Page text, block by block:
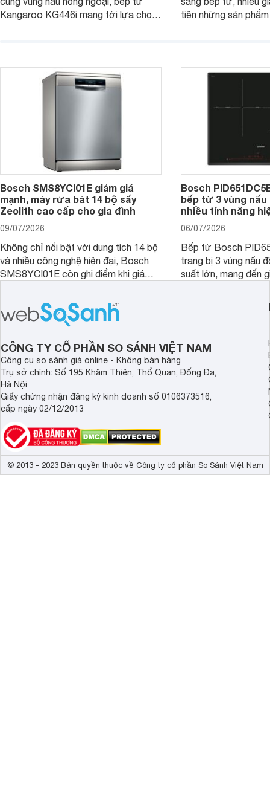
Kangaroo KG446i mang tới lựa chọn
nhiều cửa hàng, đại lý.
tiên những sản
mẫu bếp đáp ứng
Bosch SMS8YCI01E giảm giá
mạnh, máy rửa bát 14 bộ sấy
Zeolith cao cấp cho gia đình
09/07/2026
Không chỉ nổi bật với dung tích 14 bộ
và nhiều công nghệ hiện đại, Bosch
SMS8YCI01E còn ghi điểm khi giá
thời điểm mới mở bán, mang lại tỷ lệ
giá trị/chi phí hấp dẫn hơn cho người
dùng đang tìm kiếm một mẫu máy rửa
bát cao cấp.
Bosch
bếp từ 3 vùng
nhiều tính năng
06/07/2026
Bếp từ Bosch
trang bị 3 vùng nấu
suất lớn, mang đến
CÔNG TY CỔ PHẦN SO SÁNH VIỆT NAM
Công cụ so sánh giá online - Không bán hàng
Trụ sở chính: Số 195 Khâm Thiên, Thổ Quan, Đống Đa,
Hà Nội
Giấy chứng nhận đăng ký kinh doanh số 0106373516,
cấp ngày 02/12/2013
© 2013 - 2023 Bản quyền thuộc về Công ty cổ phần So Sánh Việt Nam